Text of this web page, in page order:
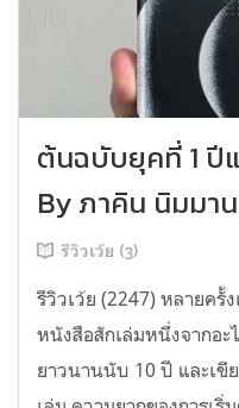
ต้นฉบับยุคที่ 1 ปี
By ภาคิน นิมมา
รีวิวเว้ย (3)
รีวิวเว้ย (2247) หลายครั้
หนังสือสักเล่มหนึ่งจากอะ
ยาวนานนับ 10 ปี และเขี